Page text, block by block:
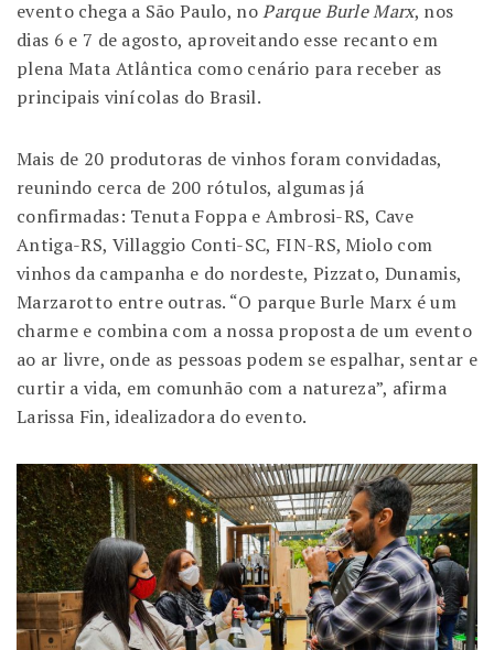
evento chega a São Paulo, noParque Burle Marx, nos
dias 6 e 7 de agosto, aproveitando esse recanto em
plena Mata Atlântica como cenário para receber as
principais vinícolas do Brasil.
Mais de 20 produtoras de vinhos foram convidadas,
reunindo cerca de 200 rótulos, algumas já
confirmadas: Tenuta Foppa e Ambrosi-RS, Cave
Antiga-RS, Villaggio Conti-SC, FIN-RS, Miolo com
vinhos da campanha e do nordeste, Pizzato, Dunamis,
Marzarotto entre outras. “O parque Burle Marx é um
charme e combina com a nossa proposta de um evento
ao ar livre, onde as pessoas podem se espalhar, sentar e
curtir a vida, em comunhão com a natureza”, afirma
Larissa Fin, idealizadora do evento.